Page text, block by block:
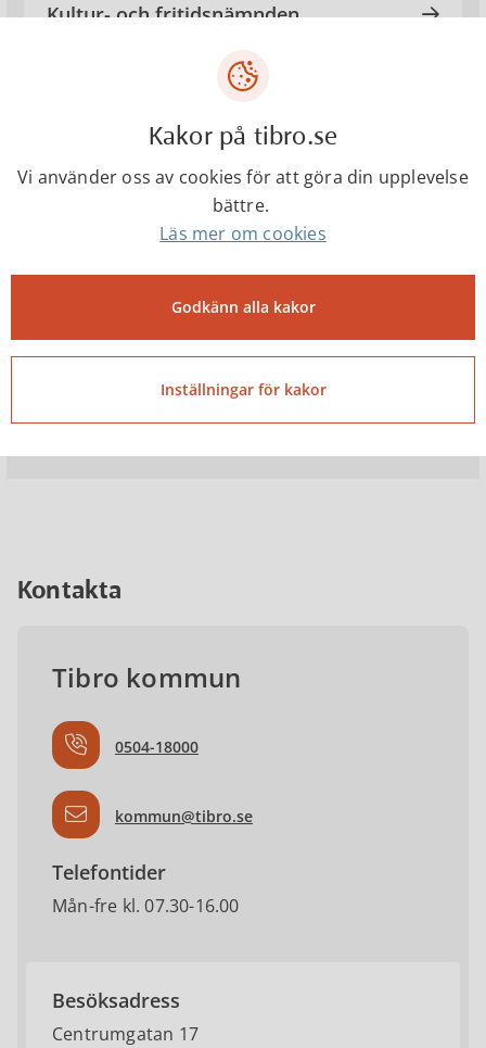
Kultur- och fritidsnämnden
Samhällsbyggnadsnämnden
Socialnämnden
Valnämnden
Kontakta
Tibro kommun
0504-18000
kommun@tibro.se
Telefontider
Mån-fre kl. 07.30-16.00
Besöksadress
Centrumgatan 17
Kakor på tibro.se
Vi använder oss av cookies för att göra din upplevelse
bättre.
Läs mer om cookies
Godkänn alla kakor
Inställningar för kakor